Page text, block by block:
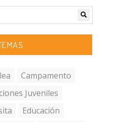
Campamento
Juveniles
Educación